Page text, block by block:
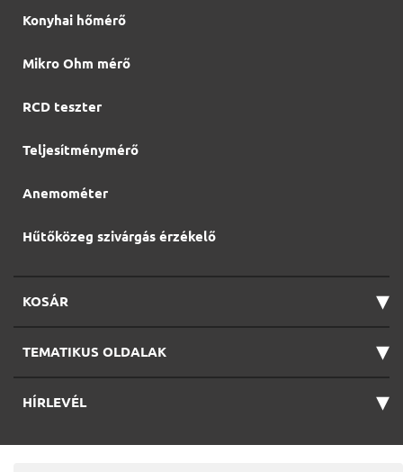
Konyhai hőmérő
Mikro Ohm mérő
RCD teszter
Teljesítménymérő
Anemométer
Hűtőközeg szivárgás érzékelő
KOSÁR ▾
TEMATIKUS OLDALAK ▾
HÍRLEVÉL ▾